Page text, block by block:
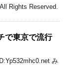
All Rights Reserved.
で東京で流行
み